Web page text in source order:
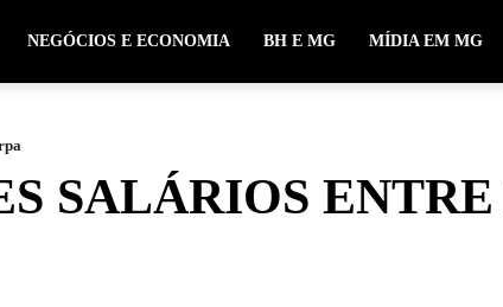
NEGÓCIOS E ECONOMIA BH E MG MÍDIA EM MG
SALÁRIOS